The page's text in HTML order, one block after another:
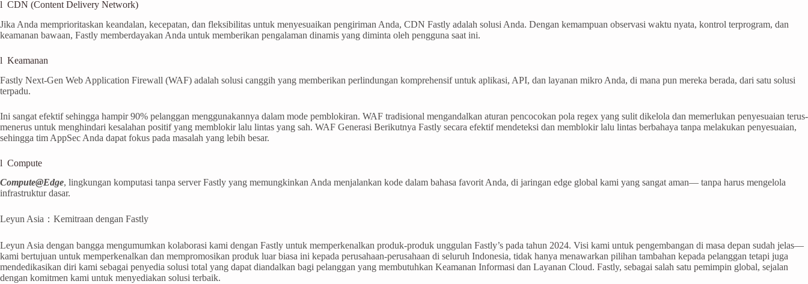
l CDN (Content Delivery Network)
Jika Anda memprioritaskan keandalan, kecepatan, dan fleksibilitas untuk menyesuaikan pengiriman Anda, CDN Fastly adalah solusi Anda. Dengan kemampuan observasi waktu nyata, kontrol terprogram, dan
keamanan bawaan, Fastly memberdayakan Anda untuk memberikan pengalaman dinamis yang diminta oleh pengguna saat ini.
l Keamanan
Fastly Next-Gen Web Application Firewall (WAF) adalah solusi canggih yang memberikan perlindungan komprehensif untuk aplikasi, API, dan layanan mikro Anda, di mana pun mereka berada, dari satu solusi
terpadu.
Ini sangat efektif sehingga hampir 90% pelanggan menggunakannya dalam mode pemblokiran. WAF tradisional mengandalkan aturan pencocokan pola regex yang sulit dikelola dan memerlukan penyesuaian terus-
menerus untuk menghindari kesalahan positif yang memblokir lalu lintas yang sah. WAF Generasi Berikutnya Fastly secara efektif mendeteksi dan memblokir lalu lintas berbahaya tanpa melakukan penyesuaian,
sehingga tim AppSec Anda dapat fokus pada masalah yang lebih besar.
l Compute
Compute@Edge, lingkungan komputasi tanpa server Fastly yang memungkinkan Anda menjalankan kode dalam bahasa favorit Anda, di jaringan edge global kami yang sangat aman— tanpa harus mengelola
infrastruktur dasar.
Leyun Asia：Kemitraan dengan Fastly
Leyun Asia dengan bangga mengumumkan kolaborasi kami dengan Fastly untuk memperkenalkan produk-produk unggulan Fastly’s pada tahun 2024. Visi kami untuk pengembangan di masa depan sudah jelas—
kami bertujuan untuk memperkenalkan dan mempromosikan produk luar biasa ini kepada perusahaan-perusahaan di seluruh Indonesia, tidak hanya menawarkan pilihan tambahan kepada pelanggan tetapi juga
mendedikasikan diri kami sebagai penyedia solusi total yang dapat diandalkan bagi pelanggan yang membutuhkan Keamanan Informasi dan Layanan Cloud. Fastly, sebagai salah satu pemimpin global, sejalan
dengan komitmen kami untuk menyediakan solusi terbaik.